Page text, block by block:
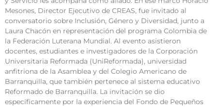
Mesones, Director Ejecutivo de CREAS, fue invitado al
conversatorio sobre Inclusión, Género y Diversidad, junto a
Laura Chacón en representación del programa Colombia de
la Federación Luterana Mundial. Al evento asistieron
docentes, estudiantes e investigadores de la Corporación
Universitaria Reformada (UniReformada), universidad
anfitriona de la Asamblea y del Colegio Americano de
Barranquilla, que también pertenece al sistema educativo
Reformado de Barranquilla. La invitación se dio
específicamente por la experiencia del Fondo de Pequeños